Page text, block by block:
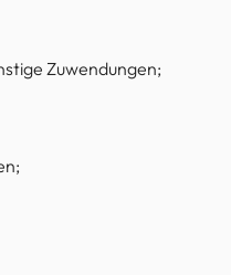
Zuwendungen;